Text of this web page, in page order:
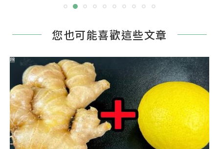
您也可能喜歡這些文章
PR